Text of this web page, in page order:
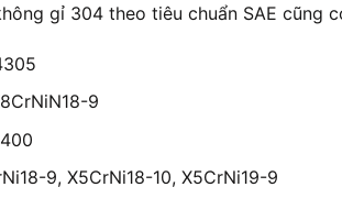
gỉ 304 theo tiêu chuẩn SAE cũng
9
9, X5CrNi18-10, X5CrNi19-9